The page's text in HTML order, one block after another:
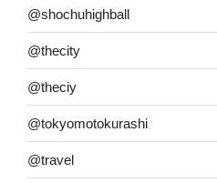
@shochuhighball
@thecity
@theciy
@tokyomotokurashi
@travel